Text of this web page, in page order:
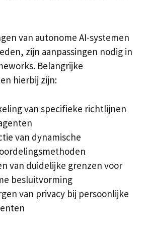
van autonome AI-systemen
zijn aanpassingen nodig in
Belangrijke
hierbij zijn:
van specifieke richtlijnen
van dynamische
van duidelijke grenzen voor
besluitvorming
van privacy bij persoonlijke